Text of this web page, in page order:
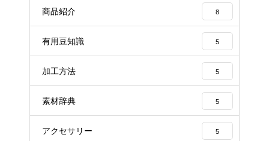
商品紹介 8
有用豆知識 5
加工方法 5
素材辞典 5
アクセサリー 5